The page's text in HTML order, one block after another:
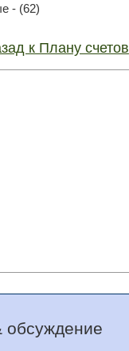
- (62)
к Плану счетов
обсуждение